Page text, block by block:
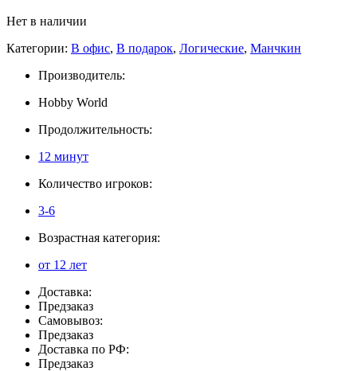
Нет в наличии
Категории: В офис, В подарок, Логические, Манчкин
Производитель:
Hobby World
Продолжительность:
12 минут
Количество игроков:
3-6
Возрастная категория:
от 12 лет
Доставка:
Предзаказ
Самовывоз:
Предзаказ
Доставка по РФ:
Предзаказ